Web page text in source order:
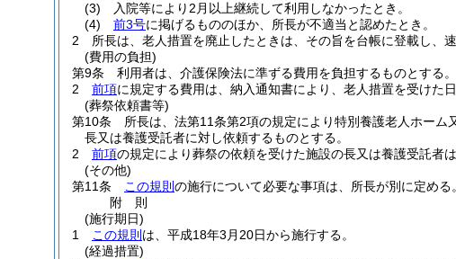
(3)
入院等により2月以上継続して利用しなかったとき。
(4)
前3号に掲げるもののほか、所長が不適当と認めたとき。
2
所長は、老人措置を廃止したときは、その旨を台帳に登載し、
(費用の負担)
第9条
利用者は、介護保険法に準ずる費用を負担するものとする。
2
前項に規定する費用は、納入通知書により、老人措置を受けた
(葬祭依頼書等)
第10条
所長は、法第11条第2項の規定により特別養護老人ホー
長又は養護受託者に対し依頼するものとする。
2
前項の規定により葬祭の依頼を受けた施設の長又は養護受託者
(その他)
第11条
この規則 の施行について必要な事項は、所長が別に定める。
附 則
(施行期日)
1
この規則 は、平成18年3月20日から施行する。
(経過措置)